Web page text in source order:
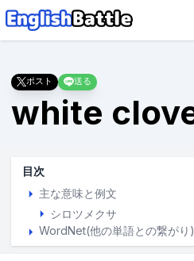
ポスト 送る
white
目次
主な意味と例文
シロツメクサ
WordNet(他の単語との繋がり)